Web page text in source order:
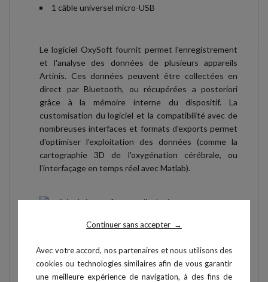
Continuer sans accepter →
Avec votre accord, nos partenaires et nous utilisons des
cookies ou technologies similaires afin de vous garantir
une meilleure expérience de navigation, à des fins de
1 câble universel micro-USB
Le logiciel OxySoft fournit permet l'enregistrement
et l'analyse des données de plusieurs appareils
Artinis. Ces données peuvent être collectées en
direct par Bluetooth, ou récupérées a posteriori
grâce à la mémoire interne du dispositif. La
customisation du logiciel et la compatibilité avec de
nombreuses interfaces et formats d'exports permet
d'optimiser l'exploitation des données (comme la
cartographie 3D de l'oxygénation cérébrale, ou
l'interfaçage en temps réel avec Matlab).